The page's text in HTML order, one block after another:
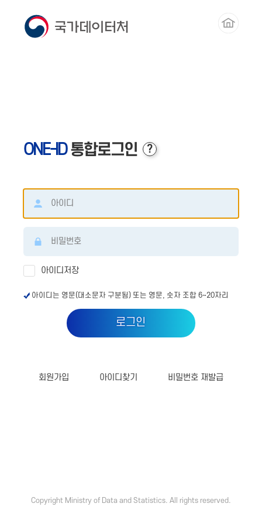
ONE-ID통합로그인 ?
아이디저장
아이디는 영문(대소문자 구분됨) 또는 영문, 숫자 조합 6~20자리
로그인
회원가입 아이디찾기 비밀번호 재발급
Copyright Ministry of Data and Statistics. All rights reserved.